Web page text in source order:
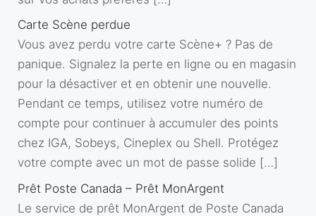
Carte Scène perdue
Vous avez perdu votre carte Scène+ ? Pas de
panique. Signalez la perte en ligne ou en magasin
pour la désactiver et en obtenir une nouvelle.
Pendant ce temps, utilisez votre numéro de
compte pour continuer à accumuler des points
chez IGA, Sobeys, Cineplex ou Shell. Protégez
votre compte avec un mot de passe solide […]
Prêt Poste Canada – Prêt MonArgent
Le service de prêt MonArgent de Poste Canada